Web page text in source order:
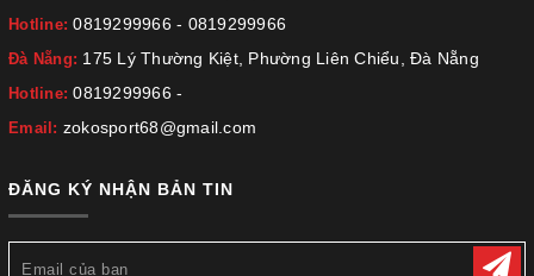
Hotline:0819299966 - 0819299966
Đà Nẵng: 175 Lý Thường Kiệt, Phường Liên Chiểu, Đà Nẵng
Hotline:0819299966 -
Email: zokosport68@gmail.com
ĐĂNG KÝ NHẬN BẢN TIN